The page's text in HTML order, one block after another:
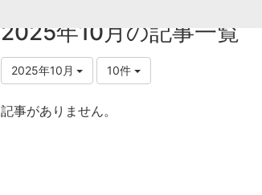
2025年10月の記事一覧
2025年10月 10件
記事がありません。